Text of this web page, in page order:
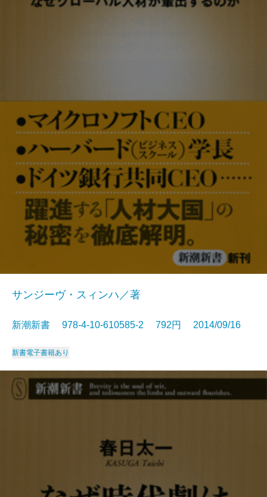
サンジーヴ・スィンハ／著
新潮新書 978-4-10-610585-2 792円 2014/09/16
新書電子書籍あり